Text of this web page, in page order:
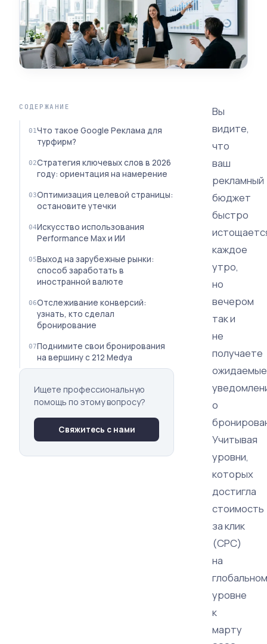
СОДЕРЖАНИЕ
Что такое Google Реклама для
турфирм?
Стратегия ключевых слов в 2026
году: ориентация на намерение
Оптимизация целевой страницы:
остановите утечки
Искусство использования
Performance Max и ИИ
Выход на зарубежные рынки:
способ заработать в
иностранной валюте
Отслеживание конверсий:
узнать, кто сделал
бронирование
Поднимите свои бронирования
на вершину с 212 Medya
Ищете профессиональную
помощь по этому вопросу?
Свяжитесь с нами
Вы
видите,
что
ваш
рекламный
бюджет
быстро
каждое
утро,
но
вечером
так и
не
получаете
ожидаемые
о
Учитывая
уровни,
которых
достигла
стоимость
за клик
(CPC)
на
глобальном
уровне
к
марту